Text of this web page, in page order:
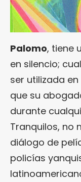
Palomo, tiene
en silencio;
ser utilizada
que su
durante
Tranquilos, no
diálogo de
policías